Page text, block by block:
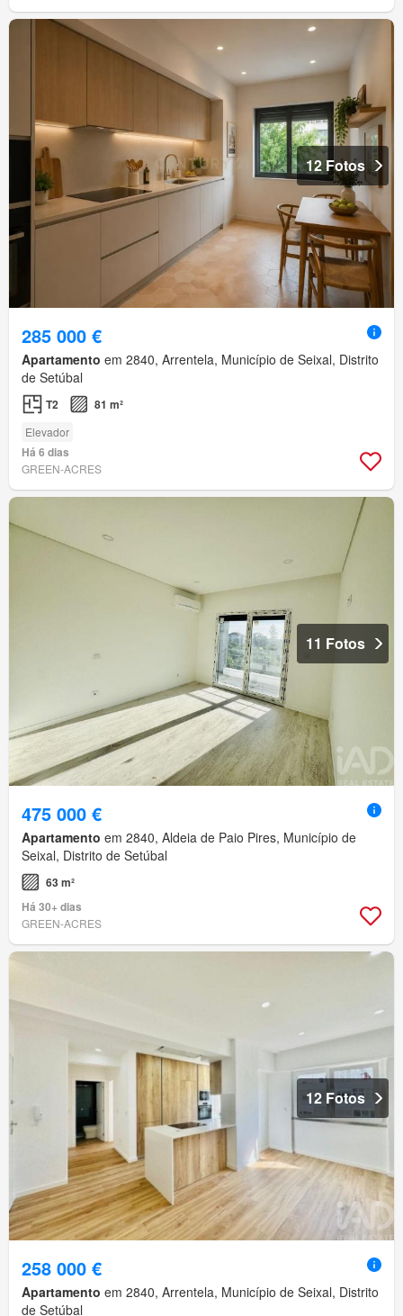
12 Fotos
285 000 €
Apartamento em 2840, Arrentela, Município de Seixal, Distrito
de Setúbal
T2 81 m²
Elevador
Há 6 dias
GREEN-ACRES
11 Fotos
475 000 €
Apartamento em 2840, Aldeia de Paio Pires, Município de
Seixal, Distrito de Setúbal
63 m²
Há 30+ dias
GREEN-ACRES
12 Fotos
258 000 €
Apartamento em 2840, Arrentela, Município de Seixal, Distrito
de Setúbal